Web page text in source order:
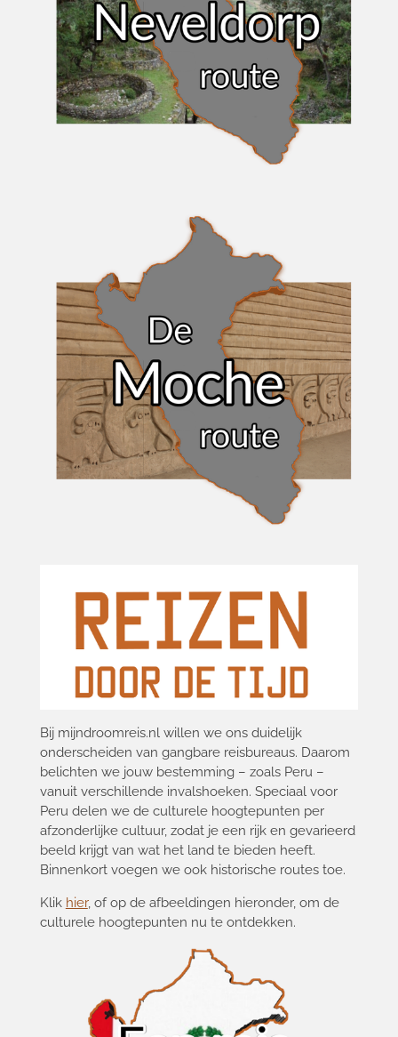
Bij mijndroomreis.nl willen we ons duidelijk
onderscheiden van gangbare reisbureaus. Daarom
belichten we jouw bestemming – zoals Peru –
vanuit verschillende invalshoeken. Speciaal voor
Peru delen we de culturele hoogtepunten per
afzonderlijke cultuur, zodat je een rijk en gevarieerd
beeld krijgt van wat het land te bieden heeft.
Binnenkort voegen we ook historische routes toe.
Klik hier, of op de afbeeldingen hieronder, om de
culturele hoogtepunten nu te ontdekken.